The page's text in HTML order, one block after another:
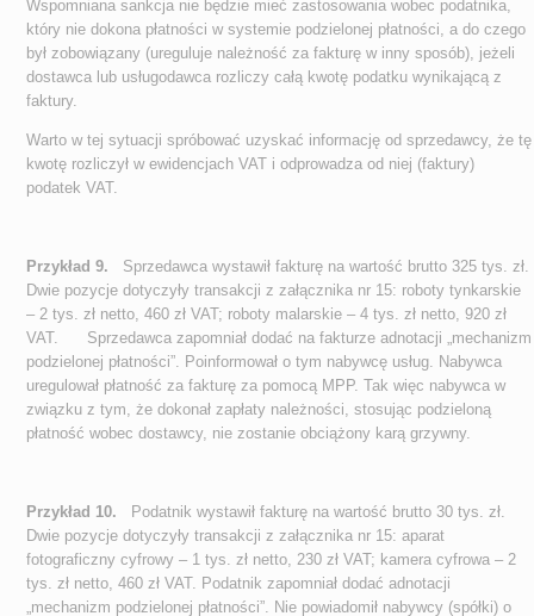
Wspomniana sankcja nie będzie mieć zastosowania wobec podatnika,
który nie dokona płatności w systemie podzielonej płatności, a do czego
był zobowiązany (ureguluje należność za fakturę w inny sposób), jeżeli
dostawca lub usługodawca rozliczy całą kwotę podatku wynikającą z
faktury.
Warto w tej sytuacji spróbować uzyskać informację od sprzedawcy, że tę
kwotę rozliczył w ewidencjach VAT i odprowadza od niej (faktury)
podatek VAT.
Przykład 9. Sprzedawca wystawił fakturę na wartość brutto 325 tys. zł.
Dwie pozycje dotyczyły transakcji z załącznika nr 15: roboty tynkarskie
– 2 tys. zł netto, 460 zł VAT; roboty malarskie – 4 tys. zł netto, 920 zł
VAT. Sprzedawca zapomniał dodać na fakturze adnotacji „mechanizm
podzielonej płatności”. Poinformował o tym nabywcę usług. Nabywca
uregulował płatność za fakturę za pomocą MPP. Tak więc nabywca w
związku z tym, że dokonał zapłaty należności, stosując podzieloną
płatność wobec dostawcy, nie zostanie obciążony karą grzywny.
Przykład 10. Podatnik wystawił fakturę na wartość brutto 30 tys. zł.
Dwie pozycje dotyczyły transakcji z załącznika nr 15: aparat
fotograficzny cyfrowy – 1 tys. zł netto, 230 zł VAT; kamera cyfrowa – 2
tys. zł netto, 460 zł VAT. Podatnik zapomniał dodać adnotacji
„mechanizm podzielonej płatności”. Nie powiadomił nabywcy (spółki) o